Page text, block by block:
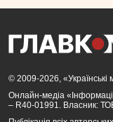
© 2009-2026, «Українські
Онлайн-медіа
– R40-01991. Власник: